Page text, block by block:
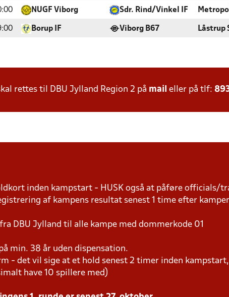
NUGF Viborg Sdr. Rind/Vinkel IF
Borup IF Viborg B67 Låstrup
rettes til DBU Jylland Region 2 på mail eller på tlf:
inden kampstart - HUSK også at påføre officials/
af kampens resultat senest 1 time efter
DBU Jylland til alle kampe med dommerkode 01
min. 38 år uden dispensation.
- det vil sige at et hold senest 2 timer inden
have 10 spillere med)